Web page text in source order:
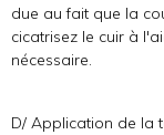
due au fait que la
cicatrisez le cuir à
nécessaire.
D/ Application de la